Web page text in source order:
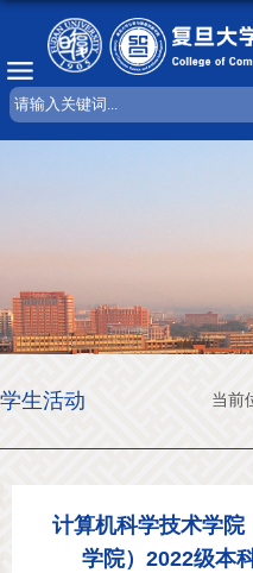
当前
学生活动
计算机科学技术学
学院）2022级本